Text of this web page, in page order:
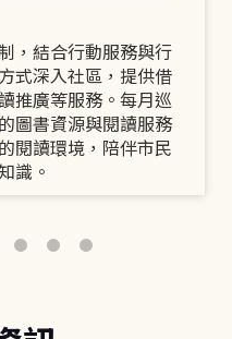
，結合行動服務與行
式深入社區，提供借
推廣等服務。每月巡
圖書資源與閱讀服務
閱讀環境，陪伴市民
識。